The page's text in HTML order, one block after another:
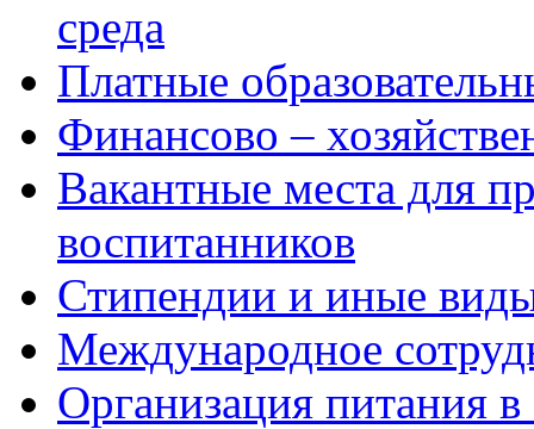
среда
Платные
Финансово –
Вакантные места для
воспитанников
Стипендии и иные
Международное
Организация питания в